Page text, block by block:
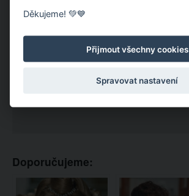
Doporučujeme:
Děkujeme! 💚💙
Přijmout všechny cookies
Spravovat nastavení